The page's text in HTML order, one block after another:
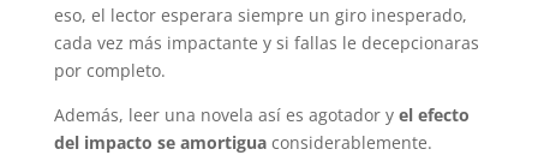
eso, el lector esperara siempre un giro inesperado,
cada vez más impactante y si fallas le decepcionaras
por completo.
Además, leer una novela así es agotador y el efecto
del impacto se amortiguaconsiderablemente.